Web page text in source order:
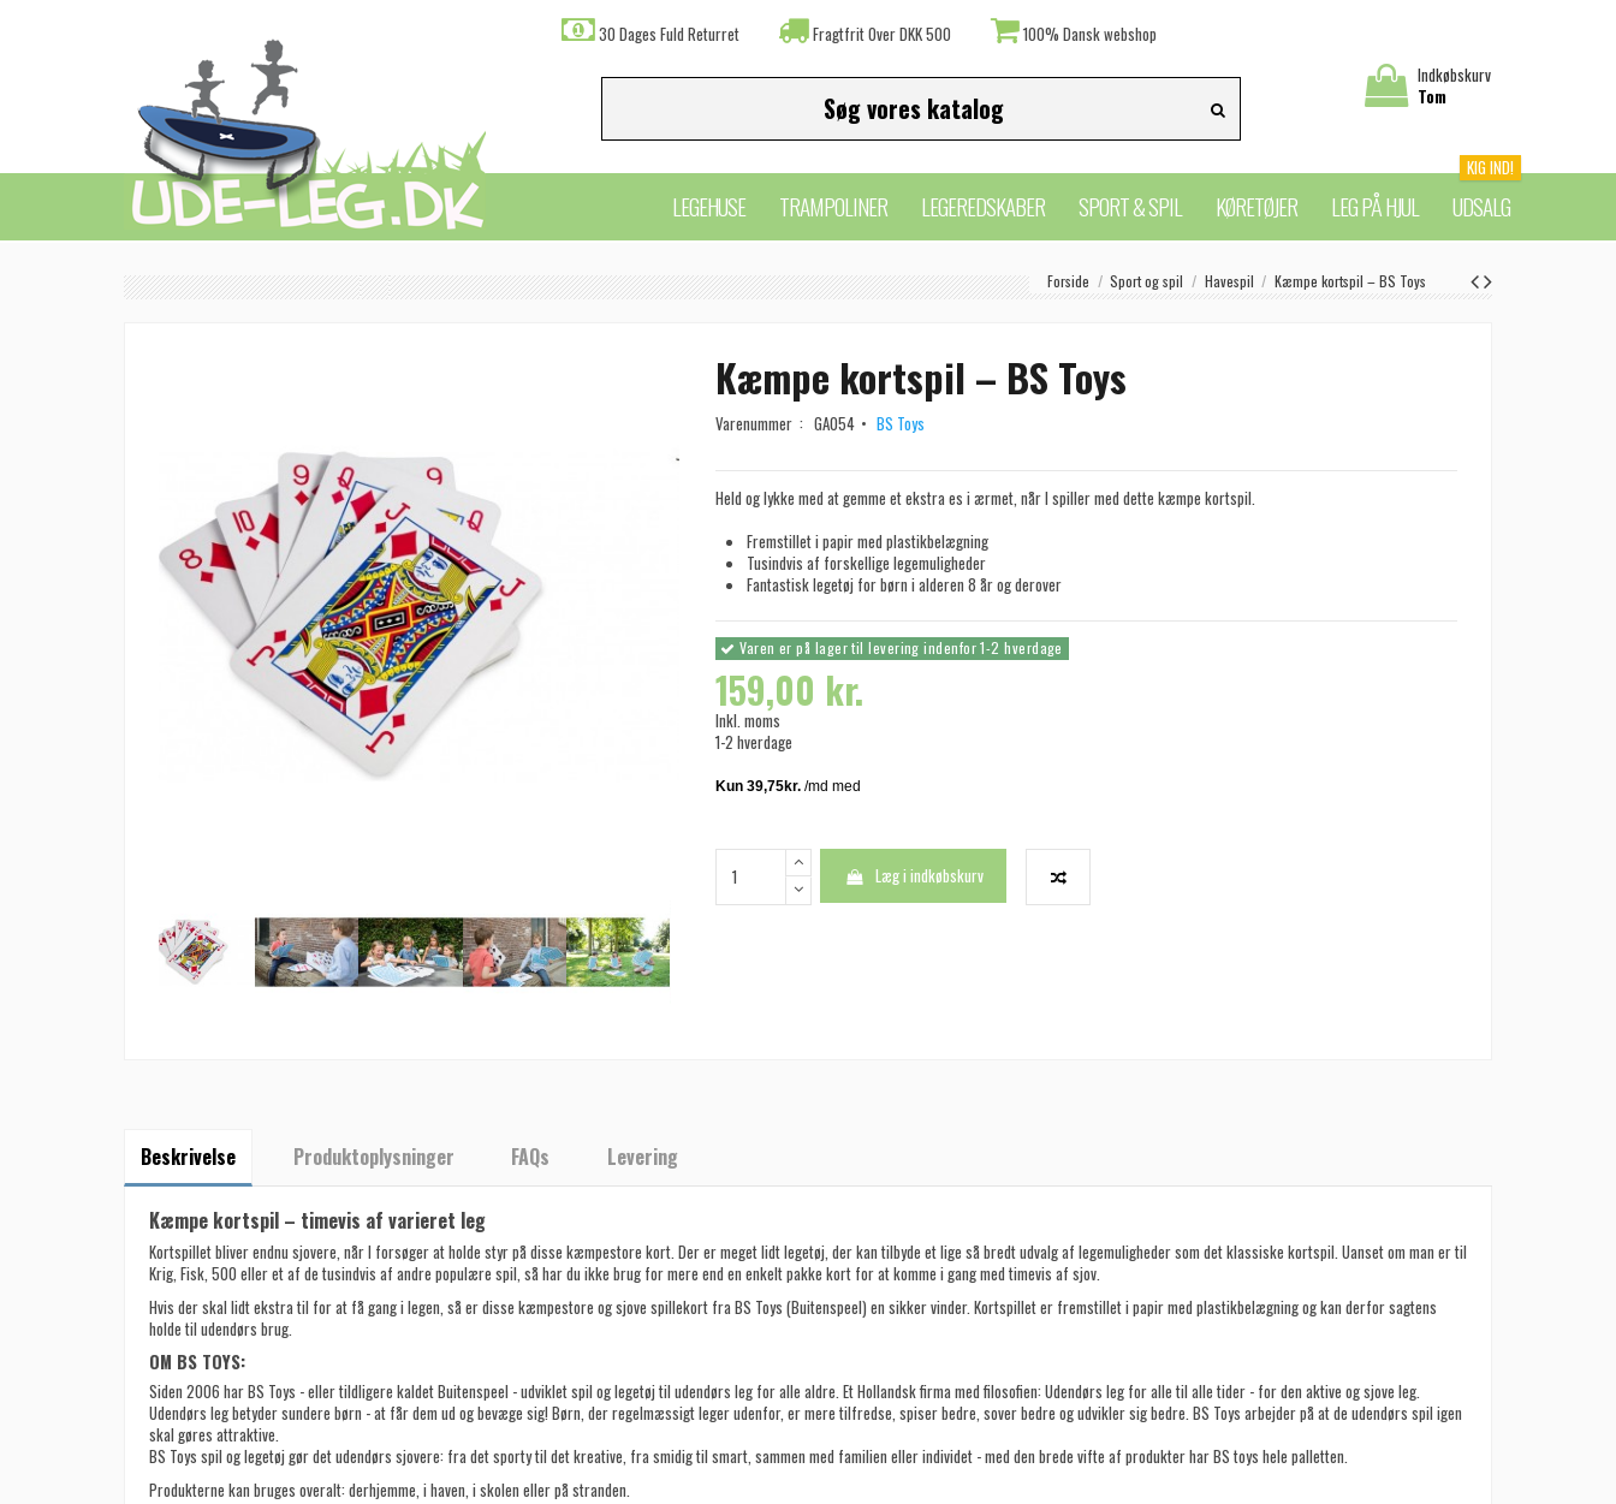
30 Dages Fuld Returret Fragtfrit Over DKK 500
100% Dansk webshop
Indkøbskurv
Tom
LEGEHUSE TRAMPOLINER LEGEREDSKABER SPORT & SPIL KØRETØJER LEG PÅ HJUL UDSALG
KIG IND!
Forside Sport og spil Havespil Kæmpe kortspil – BS Toys
Kæmpe kortspil – BS Toys
Varenummer : GA054 BS Toys
Held og lykke med at gemme et ekstra es i ærmet, når I spiller med dette kæmpe kortspil.
Fremstillet i papir med plastikbelægning
Tusindvis af forskellige legemuligheder
Fantastisk legetøj for børn i alderen 8 år og derover
Varen er på lager til levering indenfor 1-2 hverdage
159,00 kr.
Inkl. moms
1-2 hverdage
Læg i indkøbskurv
Beskrivelse Produktoplysninger FAQs Levering
Kæmpe kortspil – timevis af varieret leg
Kortspillet bliver endnu sjovere, når I forsøger at holde styr på disse kæmpestore kort. Der er meget lidt legetøj, der kan tilbyde et lige så bredt udvalg af legemuligheder som det klassiske kortspil. Uanset om man er til
Krig, Fisk, 500 eller et af de tusindvis af andre populære spil, så har du ikke brug for mere end en enkelt pakke kort for at komme i gang med timevis af sjov.
Hvis der skal lidt ekstra til for at få gang i legen, så er disse kæmpestore og sjove spillekort fra BS Toys (Buitenspeel) en sikker vinder. Kortspillet er fremstillet i papir med plastikbelægning og kan derfor sagtens
holde til udendørs brug.
OM BS TOYS:
Siden 2006 har BS Toys - eller tildligere kaldet Buitenspeel - udviklet spil og legetøj til udendørs leg for alle aldre. Et Hollandsk firma med filosofien: Udendørs leg for alle til alle tider - for den aktive og sjove leg.
Udendørs leg betyder sundere børn - at får dem ud og bevæge sig! Børn, der regelmæssigt leger udenfor, er mere tilfredse, spiser bedre, sover bedre og udvikler sig bedre. BS Toys arbejder på at de udendørs spil igen
skal gøres attraktive.
BS Toys spil og legetøj gør det udendørs sjovere: fra det sporty til det kreative, fra smidig til smart, sammen med familien eller individet - med den brede vifte af produkter har BS toys hele palletten.
Produkterne kan bruges overalt: derhjemme, i haven, i skolen eller på stranden.